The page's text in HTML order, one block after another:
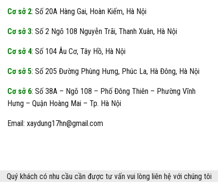
Cơ sở 2: Số 20A Hàng Gai, Hoàn Kiếm, Hà Nội
Cơ sở 3: Số 2 Ngõ 108 Nguyễn Trãi, Thanh Xuân, Hà Nội
Cơ sở 4: Số 104 Âu Cơ, Tây Hồ, Hà Nội
Cơ sở 5: Số 205 Đường Phùng Hưng, Phúc La, Hà Đông, Hà Nội
Cơ sở 6: Số 38A – Ngõ 108 – Phố Đông Thiên – Phường Vĩnh
Hưng – Quận Hoàng Mai – Tp. Hà Nội
Email: xaydung17hn@gmail.com
Quý khách có nhu cầu cần được tư vấn vui lòng liên hệ với chúng tôi